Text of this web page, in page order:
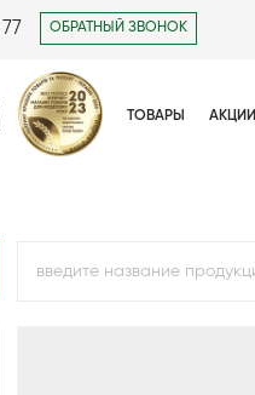
ОБРАТНЫЙ ЗВОНОК
ТОВАРЫ АКЦИИ